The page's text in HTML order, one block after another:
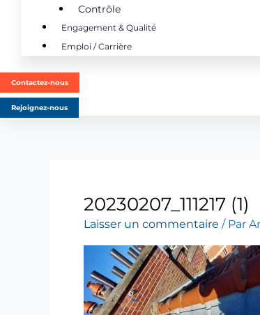
Contrôle
Engagement & Qualité
Emploi / Carrière
Contactez-nous
Rejoignez-nous
20230207_111217 (1)
Laisser un commentaire / Par